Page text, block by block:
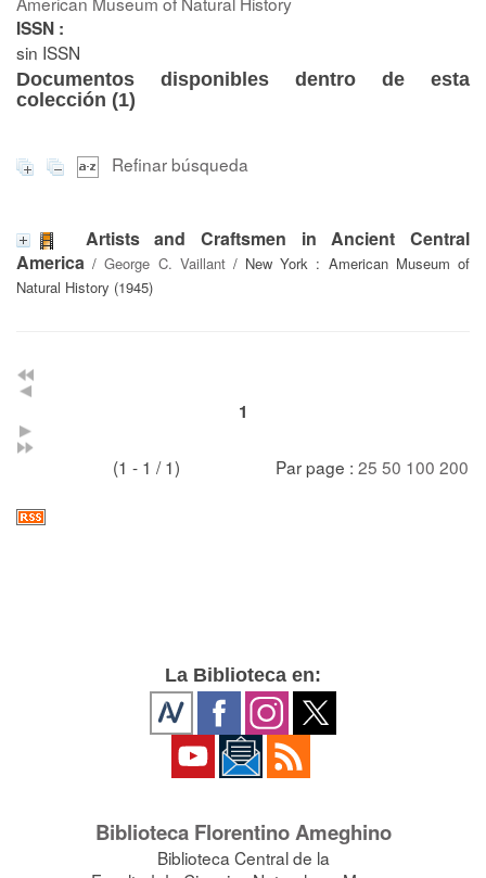
ISSN :
sin ISSN
Documentos disponibles dentro de esta
colección (1)
Refinar búsqueda
Artists and Craftsmen in Ancient Central
America /George C. Vaillant/ New York : American Museum of
Natural History (1945)
1
(1 - 1 / 1) Par page : 25 50 100 200
La Biblioteca en:
Biblioteca Florentino Ameghino
Biblioteca Central de la